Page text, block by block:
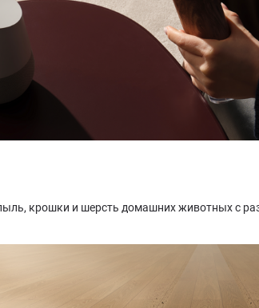
крошки и шерсть домашних животных с